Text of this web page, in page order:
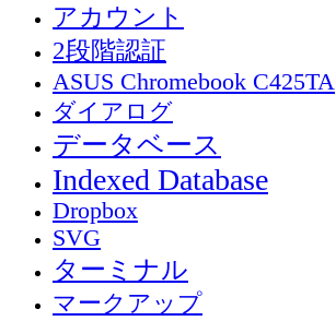
アカウント
2段階認証
ASUS Chromebook C425TA
ダイアログ
データベース
Indexed Database
Dropbox
SVG
ターミナル
マークアップ